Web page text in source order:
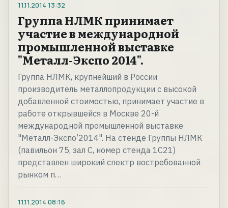
11.11.2014 13:32
Группа НЛМК принимает
участие в международной
промышленной выставке
"Металл-Экспо 2014".
Группа НЛМК, крупнейший в России
производитель металлопродукции с высокой
добавленной стоимостью, принимает участие в
работе открывшейся в Москве 20-й
международной промышленной выставке
"Металл-Экспо’2014". На стенде Группы НЛМК
(павильон 75, зал С, номер стенда 1С21)
представлен широкий спектр востребованной
рынком п…
11.11.2014 08:16